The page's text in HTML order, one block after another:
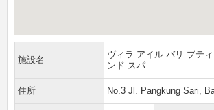
施設名
ヴィラ アイル バリ ブテ
ンド スパ
住所 No.3 Jl. Pangkung Sari,